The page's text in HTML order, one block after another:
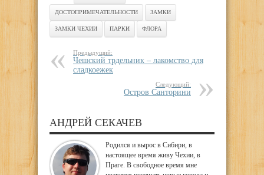
ДОСТОПРИМЕЧАТЕЛЬНОСТИ ЗАМКИ
ЗАМКИ ЧЕХИИ ПАРКИ ФЛОРА
Предыдущий:
Чешский трдельник – лакомство для
сладкоежек
Следующий:
Остров Санторини
АНДРЕЙ СЕКАЧЕВ
Родился и вырос в Сибири, в
настоящее время живу Чехии, в
Праге. В свободное время мне